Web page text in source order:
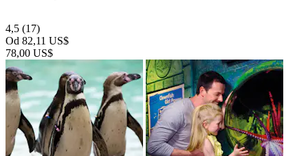
4,5 (17)
Od 82,11 US$
78,00 US$